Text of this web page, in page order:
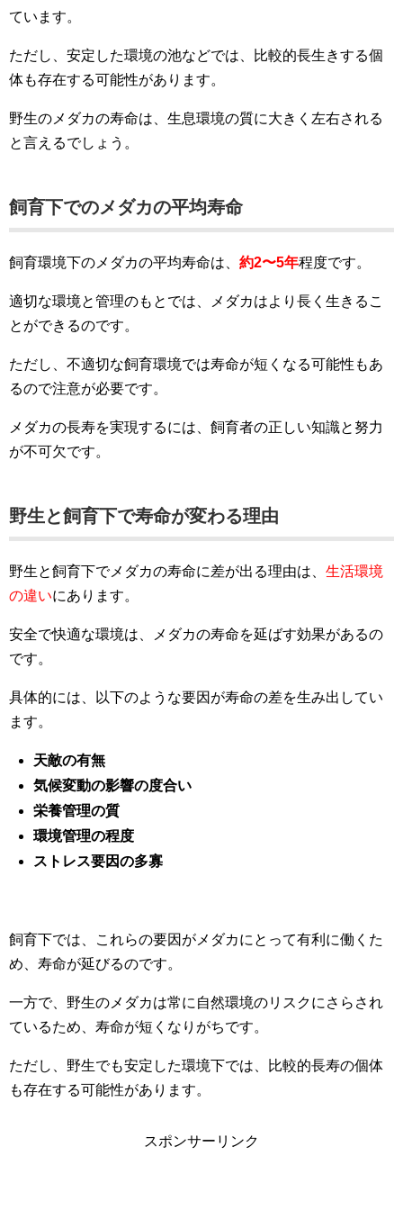
ています。
ただし、安定した環境の池などでは、比較的長生きする個
体も存在する可能性があります。
野生のメダカの寿命は、生息環境の質に大きく左右される
と言えるでしょう。
飼育下でのメダカの平均寿命
飼育環境下のメダカの平均寿命は、 約2〜5年程度です。
適切な環境と管理のもとでは、メダカはより長く生きるこ
とができるのです。
ただし、不適切な飼育環境では寿命が短くなる可能性もあ
るので注意が必要です。
メダカの長寿を実現するには、飼育者の正しい知識と努力
が不可欠です。
野生と飼育下で寿命が変わる理由
野生と飼育下でメダカの寿命に差が出る理由は、 生活環境
の違いにあります。
安全で快適な環境は、メダカの寿命を延ばす効果があるの
です。
具体的には、以下のような要因が寿命の差を生み出してい
ます。
天敵の有無
気候変動の影響の度合い
栄養管理の質
環境管理の程度
ストレス要因の多寡
飼育下では、これらの要因がメダカにとって有利に働くた
め、寿命が延びるのです。
一方で、野生のメダカは常に自然環境のリスクにさらされ
ているため、寿命が短くなりがちです。
ただし、野生でも安定した環境下では、比較的長寿の個体
も存在する可能性があります。
スポンサーリンク